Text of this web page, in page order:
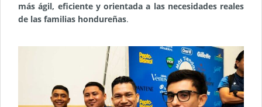
más ágil, eficiente y orientada a las necesidades reales
de las familias hondureñas.